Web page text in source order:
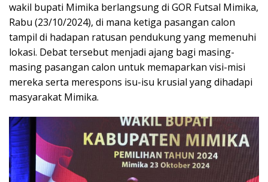
wakil bupati Mimika berlangsung di GOR Futsal Mimika,
Rabu (23/10/2024), di mana ketiga pasangan calon
tampil di hadapan ratusan pendukung yang memenuhi
lokasi. Debat tersebut menjadi ajang bagi masing-
masing pasangan calon untuk memaparkan visi-misi
mereka serta merespons isu-isu krusial yang dihadapi
masyarakat Mimika.